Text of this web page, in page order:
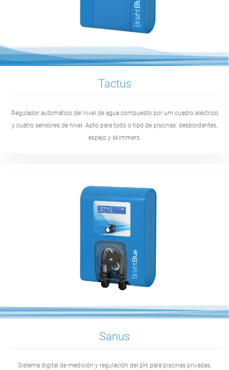
Tactus
Regulador automático del nivel de agua compuesto por um cuadro eléctrico
y cuatro sensores de nivel. Apto para todo o tipo de piscinas: desbordantes,
espejo y skimmers.
Sanus
Sistema digital de medición y regulación del pH, para piscinas privadas,